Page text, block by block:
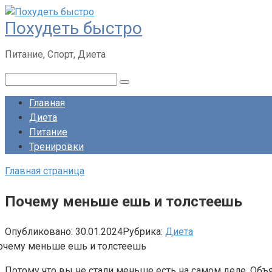
Перейти
к
контенту
Похудеть быстро
Питание, Спорт, Диета
Главная
Диета
Питание
Тренировки
Главная страница
Почему меньше ешь и толстеешь
Опубликовано: 30.01.2024Рубрика: Диета